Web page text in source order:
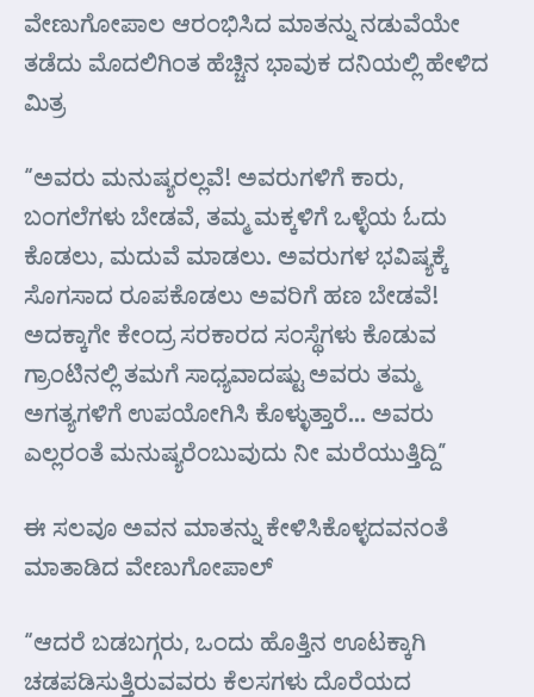
ವೇಣುಗೋಪಾಲ ಆರಂಭಿಸಿದ ಮಾತನ್ನು ನಡುವೆಯೇ
ತಡೆದು ಮೊದಲಿಗಿಂತ ಹೆಚ್ಚಿನ ಭಾವುಕ ದನಿಯಲ್ಲಿ ಹೇಳಿದ
ಮಿತ್ರ
“ಅವರು ಮನುಷ್ಯರಲ್ಲವೆ! ಅವರುಗಳಿಗೆ ಕಾರು,
ಬಂಗಲೆಗಳು ಬೇಡವೆ, ತಮ್ಮ ಮಕ್ಕಳಿಗೆ ಒಳ್ಳೆಯ ಓದು
ಕೊಡಲು, ಮದುವೆ ಮಾಡಲು. ಅವರುಗಳ ಭವಿಷ್ಯಕ್ಕೆ
ಸೊಗಸಾದ ರೂಪಕೊಡಲು ಅವರಿಗೆ ಹಣ ಬೇಡವೆ!
ಅದಕ್ಕಾಗೇ ಕೇಂದ್ರ ಸರಕಾರದ ಸಂಸ್ಥೆಗಳು ಕೊಡುವ
ಗ್ರಾಂಟಿನಲ್ಲಿ ತಮಗೆ ಸಾಧ್ಯವಾದಷ್ಟು ಅವರು ತಮ್ಮ
ಅಗತ್ಯಗಳಿಗೆ ಉಪಯೋಗಿಸಿ ಕೊಳ್ಳುತ್ತಾರೆ… ಅವರು
ಎಲ್ಲರಂತೆ ಮನುಷ್ಯರೆಂಬುವುದು ನೀ ಮರೆಯುತ್ತಿದ್ದಿ”
ಈ ಸಲವೂ ಅವನ ಮಾತನ್ನು ಕೇಳಿಸಿಕೊಳ್ಳದವನಂತೆ
ಮಾತಾಡಿದ ವೇಣುಗೋಪಾಲ್
“ಆದರೆ ಬಡಬಗ್ಗರು, ಒಂದು ಹೊತ್ತಿನ ಊಟಕ್ಕಾಗಿ
ಚಡಪಡಿಸುತ್ತಿರುವವರು ಕೆಲಸಗಳು ದೊರೆಯದ